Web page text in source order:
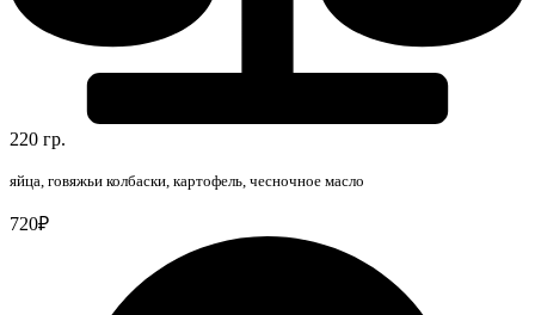
220 гр.
яйца, говяжьи колбаски, картофель, чесночное масло
720₽